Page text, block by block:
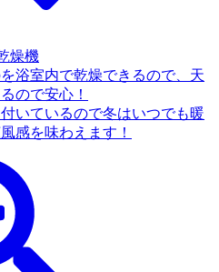
燥機
浴室内で乾燥できるので、天
ので安心！
いているので冬はいつでも暖
感を味わえます！